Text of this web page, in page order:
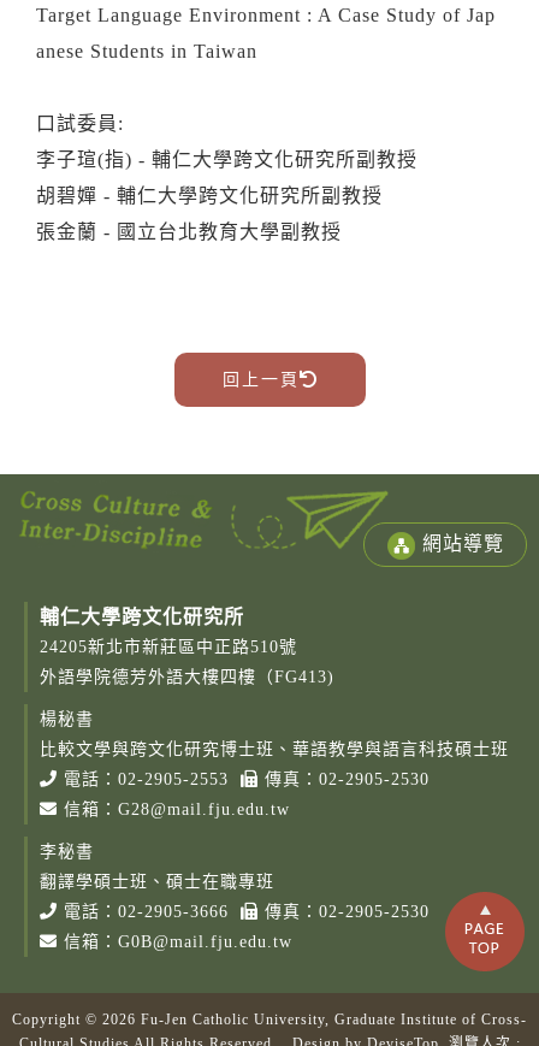
Target Language Environment : A Case Study of Jap
anese Students in Taiwan
口試委員:
李子瑄(指) - 輔仁大學跨文化研究所副教授
胡碧嬋 - 輔仁大學跨文化研究所副教授
張金蘭 - 國立台北教育大學副教授
回上一頁
網站導覽
輔仁大學跨文化研究所
24205新北市新莊區中正路510號
外語學院德芳外語大樓四樓（FG413)
楊秘書
比較文學與跨文化研究博士班、華語教學與語言科技碩士班
電話： 02-2905-2553
傳真：02-2905-2530
信箱： G28@mail.fju.edu.tw
李秘書
翻譯學碩士班、碩士在職專班
電話： 02-2905-3666
傳真：02-2905-2530
信箱： G0B@mail.fju.edu.tw
Copyright © 2026 Fu-Jen Catholic University, Graduate Institute of Cross-